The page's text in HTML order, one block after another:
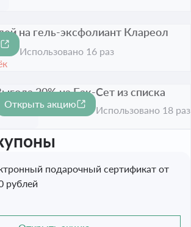
на гель-эксфолиант Клареол
Использовано 16 раз
-20%
20% на Бак-Сет из списка
Срок акции истёк
Открыть акцию
Использовано 18 раз
подарочный сертификат от
рублей